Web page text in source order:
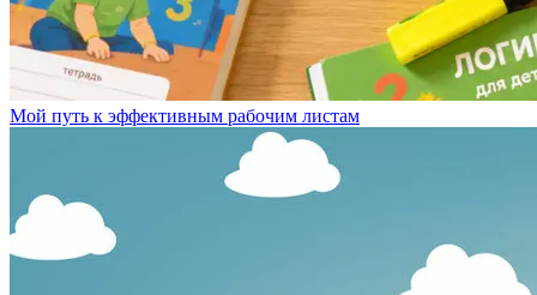
Мой путь к эффективным рабочим листам